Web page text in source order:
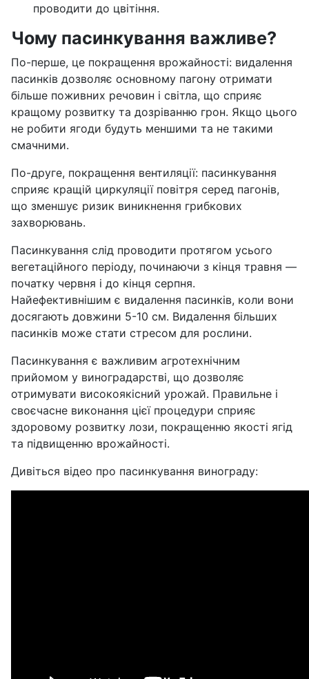
проводити до цвітіння.
Чому пасинкування важливе?
По-перше, це покращення врожайності: видалення
пасинків дозволяє основному пагону отримати
більше поживних речовин і світла, що сприяє
кращому розвитку та дозріванню грон. Якщо цього
не робити ягоди будуть меншими та не такими
смачними.
По-друге, покращення вентиляції: пасинкування
сприяє кращій циркуляції повітря серед пагонів,
що зменшує ризик виникнення грибкових
захворювань.
Пасинкування слід проводити протягом усього
вегетаційного періоду, починаючи з кінця травня —
початку червня і до кінця серпня.
Найефективнішим є видалення пасинків, коли вони
досягають довжини 5-10 см. Видалення більших
пасинків може стати стресом для рослини.
Пасинкування є важливим агротехнічним
прийомом у виноградарстві, що дозволяє
отримувати високоякісний урожай. Правильне і
своєчасне виконання цієї процедури сприяє
здоровому розвитку лози, покращенню якості ягід
та підвищенню врожайності.
Дивіться відео про пасинкування винограду: